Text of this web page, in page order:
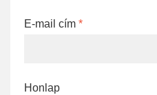
E-mail cím *
Honlap